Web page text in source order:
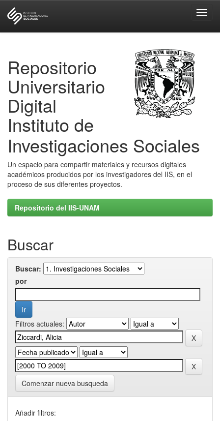
Repositorio
Universitario
Digital
Instituto de
Investigaciones Sociales
Un espacio para compartir materiales y recursos digitales
académicos producidos por los investigadores del IIS, en el
proceso de sus diferentes proyectos.
Repositorio del IIS-UNAM
Buscar
Buscar:
por
Filtros actuales:
Comenzar nueva busqueda
Añadir filtros: